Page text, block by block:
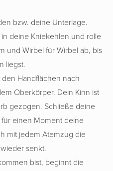
bzw. deine Unterlage.
deine Kniekehlen und rolle
und Wirbel für Wirbel ab, bis
liegst.
Handflächen nach
Oberkörper. Dein Kinn ist
gezogen. Schließe deine
einen Moment deine
mit jedem Atemzug die
senkt.
bist, beginnt die